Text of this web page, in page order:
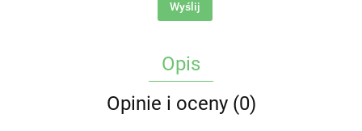
Wyślij
Opis
Opinie i oceny (0)